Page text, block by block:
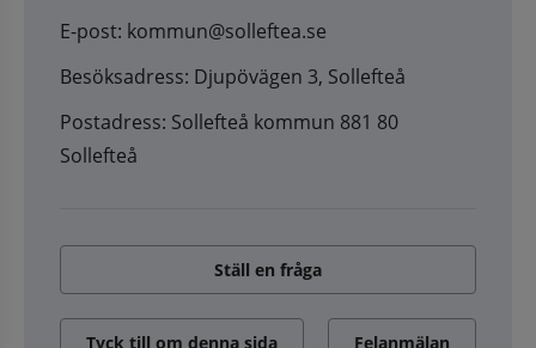
E-post: kommun@solleftea.se
Besöksadress: Djupövägen 3, Sollefteå
Postadress: Sollefteå kommun 881 80
Sollefteå
Ställ en fråga
Tyck till om denna sida Felanmälan